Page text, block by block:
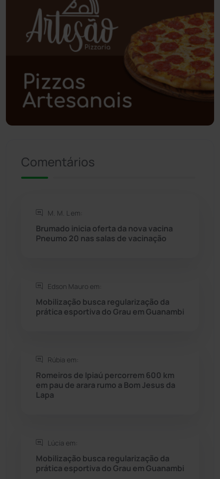
Poções
Polícia Civil (58)
(27)
Política (03)
Rio de Contas
Rio do Pires
Sebastião Laranjeiras
Sudoeste Baiano
Tanhaçu (426)
Tecnologia
Urandi (157)
Comentários
M. M. L em:
Brumado inicia oferta da nova vacina
Pneumo 20 nas salas de vacinação
Edson Mauro em:
Mobilização busca regularização da
prática esportiva do Grau em Guanambi
Rúbia em:
Romeiros de Ipiaú percorrem 600 km
em pau de arara rumo a Bom Jesus da
Lapa
Lúcia em:
Mobilização busca regularização da
prática esportiva do Grau em Guanambi